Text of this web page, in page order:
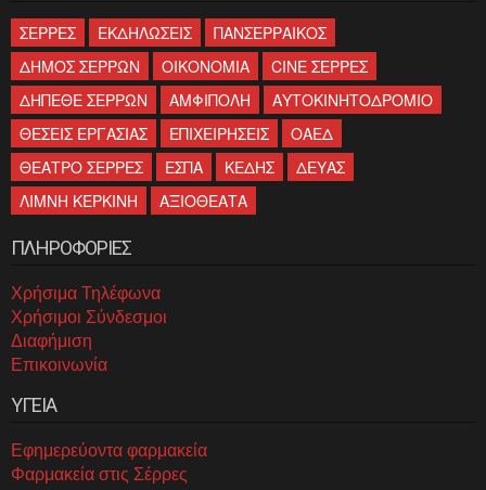
ΣΕΡΡΕΣ ΕΚΔΗΛΩΣΕΙΣ
ΠΑΝΣΕΡΡΑΙΚΟΣ
ΔΗΜΟΣ ΣΕΡΡΩΝ
ΟΙΚΟΝΟΜΙΑ
CINE ΣΕΡΡΕΣ
ΔΗΠΕΘΕ ΣΕΡΡΩΝ
ΑΜΦΙΠΟΛΗ
ΑΥΤΟΚΙΝΗΤΟΔΡΟΜΙΟ
ΘΕΣΕΙΣ ΕΡΓΑΣΙΑΣ
ΕΠΙΧΕΙΡΗΣΕΙΣ
ΟΑΕΔ
ΘΕΑΤΡΟ ΣΕΡΡΕΣ
ΕΣΠΑ ΚΕΔΗΣ
ΔΕΥΑΣ
ΛΙΜΝΗ ΚΕΡΚΙΝΗ
ΑΞΙΟΘΕΑΤΑ
ΠΛΗΡΟΦΟΡΙΕΣ
Χρήσιμα Τηλέφωνα
Χρήσιμοι Σύνδεσμοι
Διαφήμιση
Επικοινωνία
ΥΓΕΙΑ
Εφημερεύοντα φαρμακεία
Φαρμακεία στις Σέρρες